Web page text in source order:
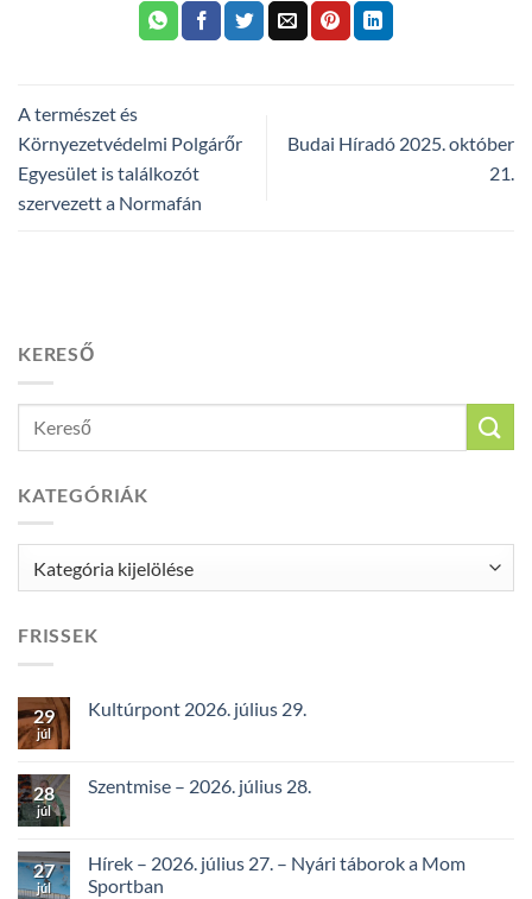
A természet és
Környezetvédelmi Polgárőr
Egyesület is találkozót
szervezett a Normafán
Budai Híradó 2025. október
21.
KERESŐ
KATEGÓRIÁK
FRISSEK
29
júl
Kultúrpont 2026. július 29.
28
júl
Szentmise – 2026. július 28.
27
júl
Hírek – 2026. július 27. – Nyári táborok a Mom
Sportban